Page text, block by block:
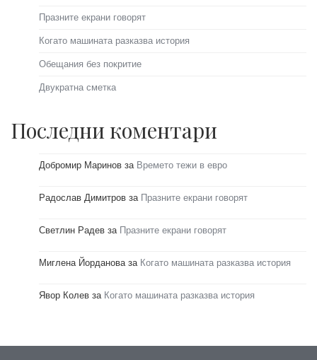
Празните екрани говорят
Когато машината разказва история
Обещания без покритие
Двукратна сметка
Последни коментари
Добромир Маринов за Времето тежи в евро
Радослав Димитров за Празните екрани говорят
Светлин Радев за Празните екрани говорят
Миглена Йордановаза Когато машината разказва история
Явор Колев за Когато машината разказва история